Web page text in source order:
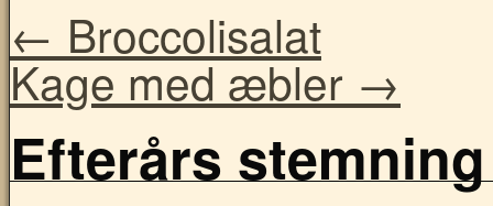
← Broccolisalat
Kage med æbler →
Efterårs